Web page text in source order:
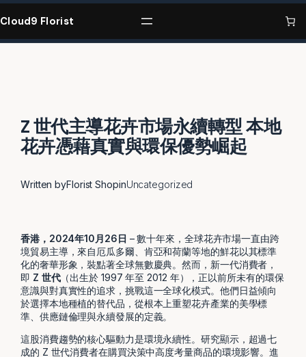
Skip
to
Cloud9 Florist
Z 世代主導花卉市場永續轉型 本地
花卉憑藉真實與環保優勢崛起
Written byFlorist ShopinUncategorized
香港，2024年10月26日 – 數十年來，全球花卉市場一直由跨
境貿易主導，來自厄瓜多爾、肯亞和荷蘭等地的鮮花以其標準
化的奢華形象，裝點著全球無數慶典。然而，新一代消費者，
即 Z 世代（出生於 1997 年至 2012 年），正以前所未有的環保
意識與對真實性的追求，挑戰這一全球化模式。他們日益傾向
於選擇本地種植的替代品，從根本上重塑花卉產業的美學標
準、供應鏈倫理與永續發展的定義。
這股消費趨勢的核心驅動力是環境永續性。研究顯示，超過七
成的 Z 世代消費者在購買決策中高度考量商品的環境影響。進